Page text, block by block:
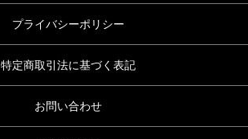
プライバシーポリシー
特定商取引法に基づく表記
お問い合わせ